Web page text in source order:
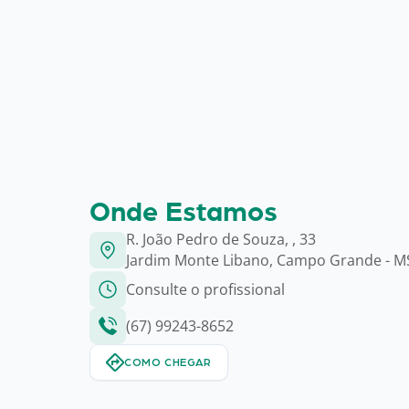
Onde Estamos
R. João Pedro de Souza, , 33
Jardim Monte Libano, Campo Grande -
Consulte o profissional
(67) 99243-8652
COMO CHEGAR